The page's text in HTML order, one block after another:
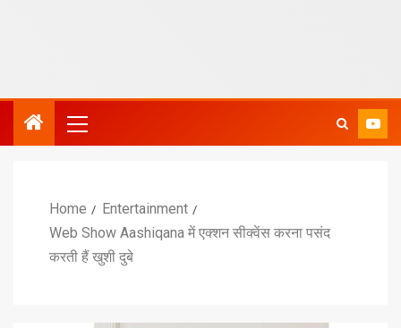
Home
Entertainment
Web Show Aashiqana में एक्शन सीक्वेंस करना पसंद
करती हैं खुशी दुबे